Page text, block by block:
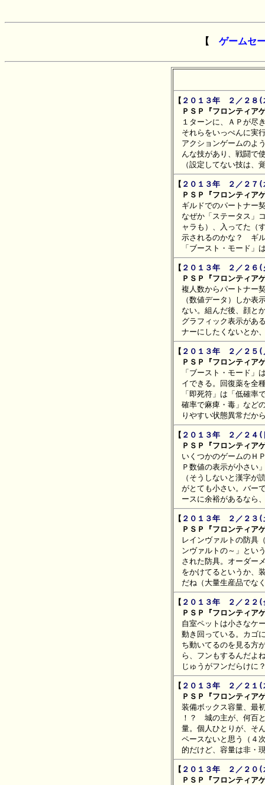
【 ゲームセ
【 ２０１３年　２／２８
ＰＳＰ『フロンティア
１ターンに、ＡＰが尽
それらをいっぺんに実
アクションゲームのよ
んな技があり、戦闘で
【 ２０１３年　２／２７
ＰＳＰ『フロンティア
ギルドでのパートナー
なぜか「ステータス」
ャラも）、入ってた（
示されるのかな？　ギ
【 ２０１３年　２／２６
ＰＳＰ『フロンティア
複人数からパートナー
（数値データ）しか表
ない。組んだ後、顔と
グラフィック表示があ
【 ２０１３年　２／２５
ＰＳＰ『フロンティア
「ブースト・モード」
イできる。回復薬を全
「即死符」は「低確率
確率で麻痺・毒」など
【 ２０１３年　２／２４
ＰＳＰ『フロンティア
いくつかのゲームのＨ
Ｐ数値の表示が小さい
（そうしないと漢字が
がとても小さい。バー
【 ２０１３年　２／２３
ＰＳＰ『フロンティア
レインヴァルトの防具
ンヴァルトの～」とい
された防具。オーダー
をかけてるというか、
【 ２０１３年　２／２２
ＰＳＰ『フロンティア
自室ペットは小さなケ
動き回っている。カゴ
ち動いてるのを見る方
ら、フンもするんだよ
【 ２０１３年　２／２１
ＰＳＰ『フロンティア
装備ボックス容量、最
！？　城の主が、何百
量。個人ひとりが、そ
ペースないと思う（４
【 ２０１３年　２／２０
ＰＳＰ『フロンティア